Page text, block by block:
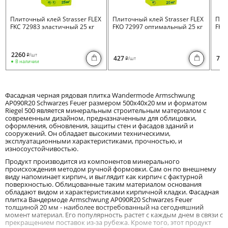
Плиточный клей Strasser FLEX
FKC 72983 эластичный 25 кг
2260 i/шт
В наличии
Плиточный клей Strasser FLEX
FKO 72997 оптимальный 25 кг
427 i/шт 730
Фасадная черная рядовая плитка Wandermode Armschwung
AP090R20 Schwarzes Feuer размером 500x40x20 мм и форматом
Riegel 500 является минеральным строительным материалом с
современным дизайном, предназначенным для облицовки,
оформления, обновления, защиты стен и фасадов зданий и
сооружений. Он обладает высокими техническими,
эксплуатационными характеристиками, прочностью, и
износоустойчивостью.
Продукт производится из компонентов минерального
происхождения методом ручной формовки. Сам он по внешнему
виду напоминает кирпич, и выглядит как кирпич с фактурной
поверхностью. Облицованные таким материалом основания
обладают видом и характеристиками кирпичной кладки. Фасадная
плитка Вандермоде Armschwung AP090R20 Schwarzes Feuer
толщиной 20 мм - наиболее востребованный на сегодняшний
момент материал. Его популярность растет с каждым днем в связи с
прекращением поставок из-за рубежа. Кроме того, этот продукт